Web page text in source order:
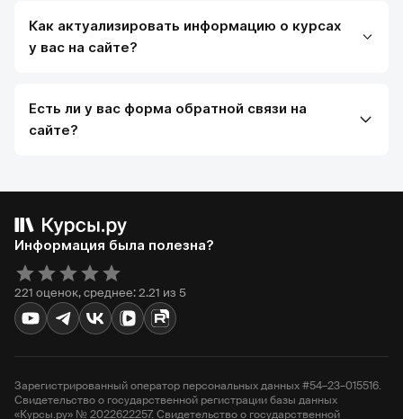
Как актуализировать информацию о курсах
у вас на сайте?
Есть ли у вас форма обратной связи на
сайте?
Информация была полезна?
221 оценок, среднее: 2.21 из 5
Зарегистрированный оператор персональных данных #54–23–015516.
Свидетельство о государственной регистрации базы данных
«Курсы.ру» № 2022622257. Свидетельство о государственной